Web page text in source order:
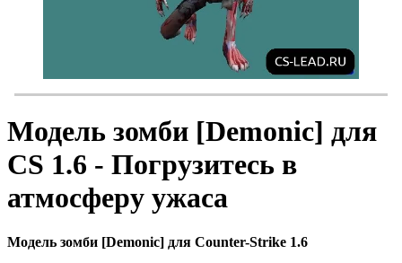
Модель зомби [Demonic] для
CS 1.6 - Погрузитесь в
атмосферу ужаса
Модель зомби [Demonic] для Counter-Strike 1.6